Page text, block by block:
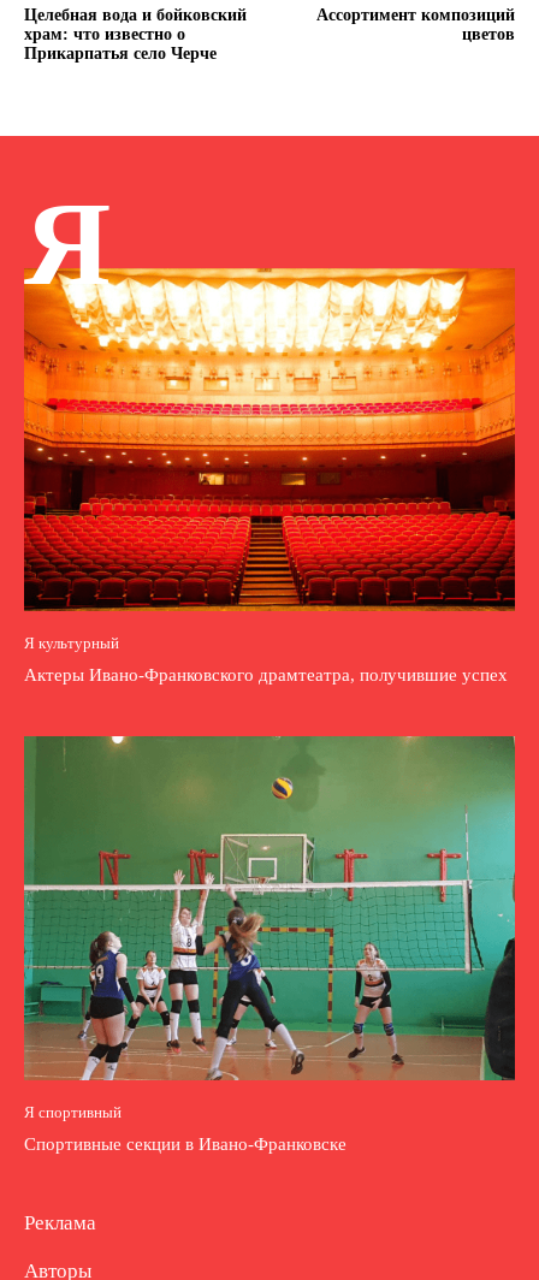
Целебная вода и бойковский
храм: что известно о
Прикарпатья село Черче
Ассортимент композиций
цветов
Я
Я культурный
Актеры Ивано-Франковского драмтеатра, получившие успех
Я спортивный
Спортивные секции в Ивано-Франковске
Реклама
Авторы